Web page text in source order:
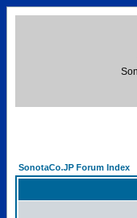
SonotaCo.JP Forum Index